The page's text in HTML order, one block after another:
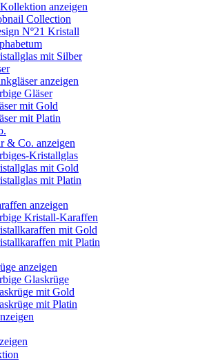
anzeigen
Collection
Nº21 Kristall
mit Silber
anzeigen
Gläser
mit Gold
mit Platin
& Co. anzeigen
Kristallglas
mit Gold
mit Platin
anzeigen
Kristall-Karaffen
mit Gold
mit Platin
anzeigen
Glaskrüge
mit Gold
mit Platin